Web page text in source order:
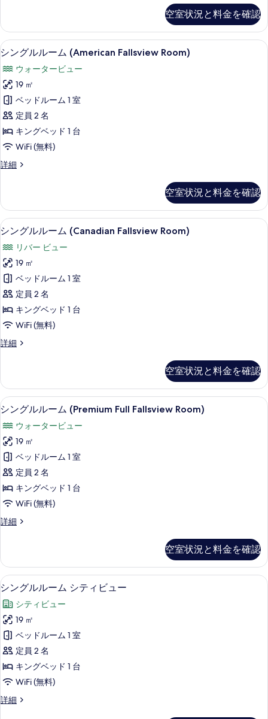
真
を
表
示
す
る
ビ
ュ
ー
(Riverview
Room)
の
す
べ
て
の
を
表
示
す
る
ル
ー
ム
バ
ー
ビ
ュ
ー
(Riverview
Room)
の
詳
細
空室状況と料金を確認
シ
グ
ル
ル
ー
ム
(American
Fallsview
す
べ
て
の
写
真
を
表
示
シングルルーム (American Fallsview
5
シングルルーム (American Fallsview Room)
ウォータービュー
19 ㎡
ベッドルーム 1 室
定員 2 名
キングベッド 1 台
WiFi (無料)
詳細
シ
ル
ー
ム
Fallsview
Room)
の
詳
細
空室状況と料金を確認
シ
グ
ル
ル
ー
ム
(Canadian
Fallsview
す
べ
て
の
写
真
を
表
示
シングルルーム (Canadian Fallsview
5
シングルルーム (Canadian Fallsview Room)
リバー ビュー
19 ㎡
ベッドルーム 1 室
定員 2 名
キングベッド 1 台
WiFi (無料)
詳細
シ
ル
ー
ム
Fallsview
Room)
の
詳
細
空室状況と料金を確認
シ
グ
ル
ル
ー
ム
(Premium
Full
の
す
べ
て
の
写
真
を
示
シングルルーム (Premium Full
5
シングルルーム (Premium Full Fallsview Room)
ウォータービュー
19 ㎡
ベッドルーム 1 室
定員 2 名
キングベッド 1 台
WiFi (無料)
詳細
シ
ル
ー
ム
Full
Fallsview
Room)
の
詳
細
空室状況と料金を確認
シ
ン
グ
ル
ル
ー
ム
テ
シングルルーム シティビュー | シテ
5
シングルルーム シティビュー
シティビュー
19 ㎡
ベッドルーム 1 室
定員 2 名
キングベッド 1 台
WiFi (無料)
詳細
シ